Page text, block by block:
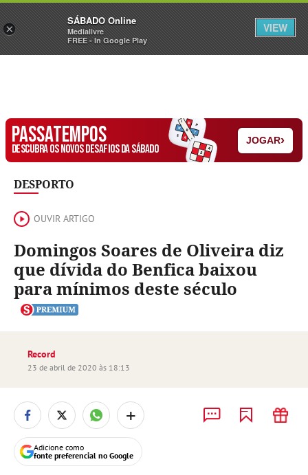
Sábado Assine Iniciar Sessão
PASSATEMPOS
DESCUBRA OS NOVOS DESAFIOS DA SÁBADO
JOGAR›
DESPORTO
OUVIR ARTIGO
Domingos Soares de Oliveira diz
que dívida do Benfica baixou
para mínimos deste século
Record
23 de abril de 2020 às 18:13
+
Adicione como
fonte preferencial no Google
×
SÁBADO Online
Medialivre
FREE - In Google Play
VIEW